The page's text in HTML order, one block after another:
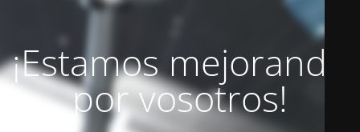
¡Estamos mejorando
por vosotros!